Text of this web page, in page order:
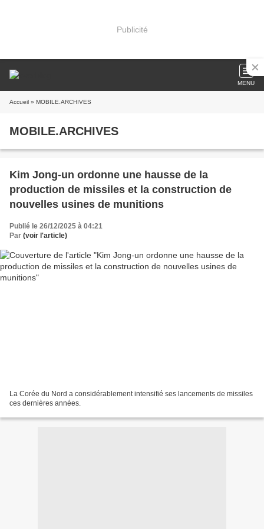
Publicité
MENU
Accueil » MOBILE.ARCHIVES
MOBILE.ARCHIVES
Kim Jong-un ordonne une hausse de la
production de missiles et la construction de
nouvelles usines de munitions
Publié le 26/12/2025 à 04:21
Par (voir l'article)
La Corée du Nord a considérablement intensifié ses lancements de missiles
ces dernières années.